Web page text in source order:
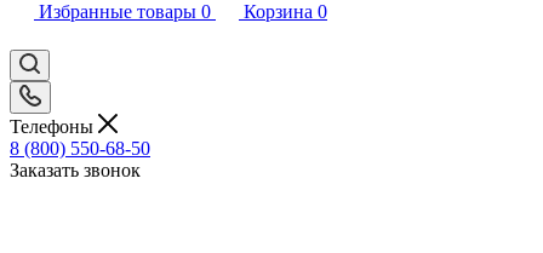
Избранные товары 0 Корзина 0
Телефоны
8 (800) 550-68-50
Заказать звонок